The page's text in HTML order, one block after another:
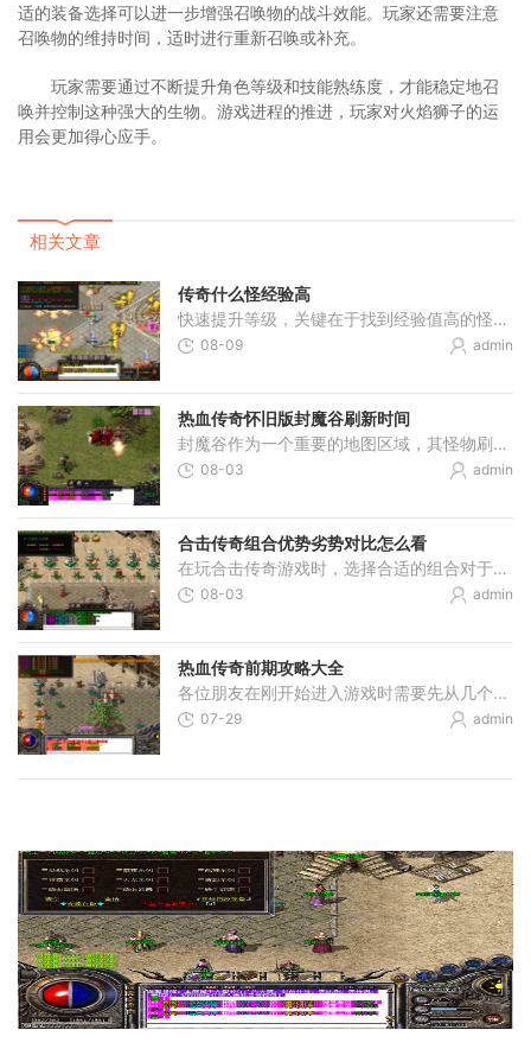
适的装备选择可以进一步增强召唤物的战斗效能。玩家还需要注意
召唤物的维持时间，适时进行重新召唤或补充。
玩家需要通过不断提升角色等级和技能熟练度，才能稳定地召
唤并控制这种强大的生物。游戏进程的推进，玩家对火焰狮子的运
用会更加得心应手。
相关文章
传奇什么怪经验高
快速提升等级，关键在于找到经验值高的怪物，这会让你的冒险事半功倍。一般而言，高经验值的怪物大多分布在游戏中的高难度区域或特定地图，比如地下城、副本或是某些特殊的隐
08-09 admin
热血传奇怀旧版封魔谷刷新时间
封魔谷作为一个重要的地图区域，其怪物刷新时间对玩家规划游戏进程具有关键意义。封魔谷地图分为多个层次，每个层次的怪物刷新时间都有具体规律，了解这些时间规律可以帮助玩
08-03 admin
合击传奇组合优势劣势对比怎么看
在玩合击传奇游戏时，选择合适的组合对于提升自己的实力非常重要。战战组合以其出色的生存能力和强大的瞬间爆发力受到很多朋友的喜爱，两个战士角色在对抗其他职业时能够发挥
08-03 admin
热血传奇前期攻略大全
各位朋友在刚开始进入游戏时需要先从几个基本步骤入手，首先咱们要认真看看游戏操作界面，在屏幕的上方一般会显示地图和角色信息，右侧往往是技能栏和背包，得先弄明白每个按
07-29 admin